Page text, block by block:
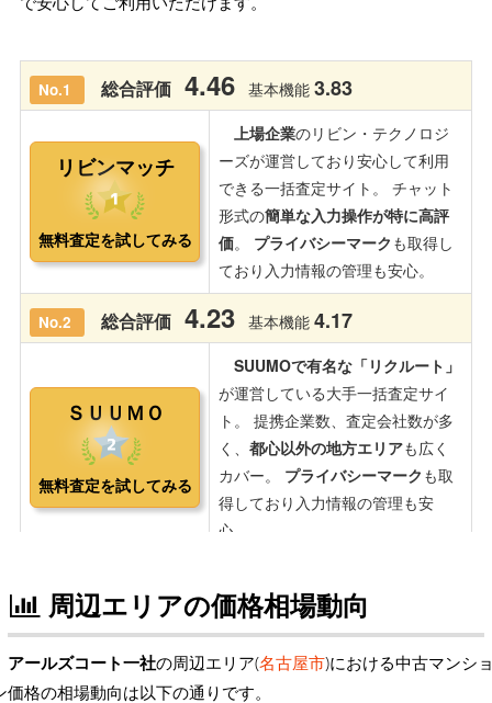
周辺エリアの価格相場動向
アールズコート一社の周辺エリア(名古屋市)における中古マンシ
価格の相場動向は以下の通りです。